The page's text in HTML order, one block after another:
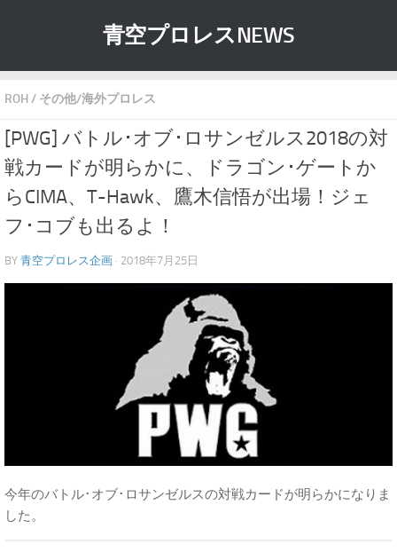
青空プロレスNEWS
ROH/ その他/海外プロレス
[PWG] バトル･オブ･ロサンゼルス2018の対
戦カードが明らかに、ドラゴン･ゲートか
らCIMA、T-Hawk、鷹木信悟が出場！ジェ
フ･コブも出るよ！
BY 青空プロレス企画 · 2018年7月25日
今年のバトル･オブ･ロサンゼルスの対戦カードが明らかになりま
した。